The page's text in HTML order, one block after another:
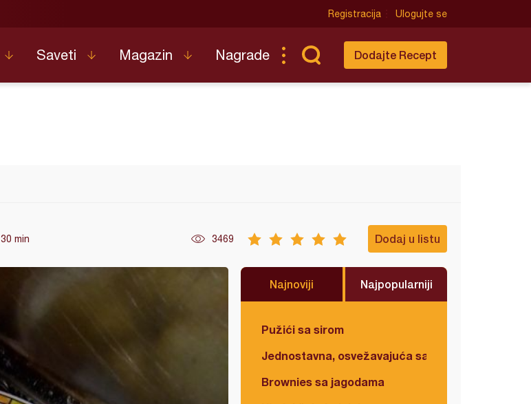
Registracija Ulogujte se
Saveti Magazin Nagrade Dodajte Recept
30 min 3469 Dodaj u listu
Najnoviji Najpopularniji
Pužići sa sirom
Jednostavna, osvežavajuća salata
Brownies sa jagodama